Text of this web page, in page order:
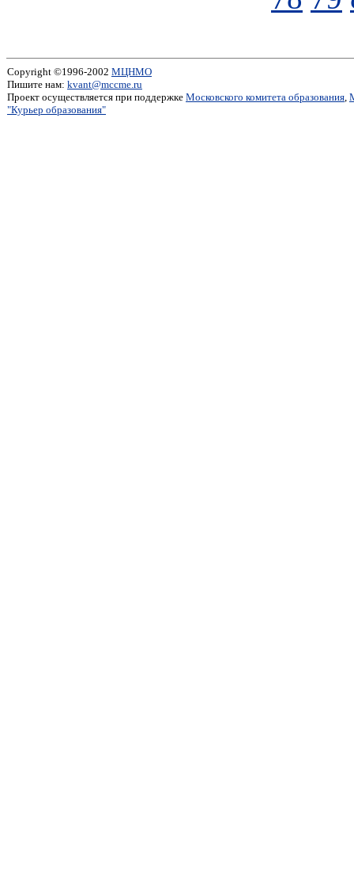
Copyright ©1996-2002 МЦНМО
Пишите нам: kvant@mccme.ru
Проект осуществляется при поддержке Московского комитета образования,
"Курьер образования"